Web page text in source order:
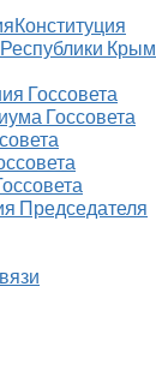
Конституция
Крым
Госсовета
Госсовета
Председателя